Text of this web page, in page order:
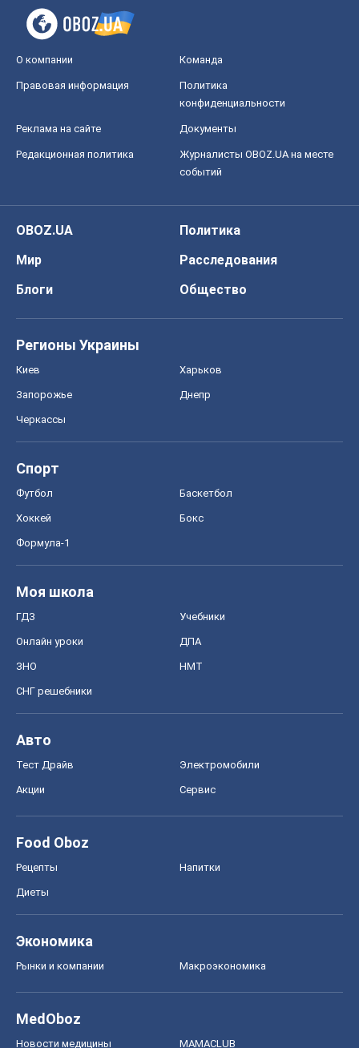
О компании Команда
Правовая информация
Политика
конфиденциальности
Реклама на сайте Документы
Редакционная политика
Журналисты OBOZ.UA на месте
событий
OBOZ.UA
Политика
Мир
Расследования
Блоги
Общество
Регионы Украины
Киев Харьков
Запорожье Днепр
Черкассы
Спорт
Футбол Баскетбол
Хоккей Бокс
Формула-1
Моя школа
ГДЗ Учебники
Онлайн уроки ДПА
ЗНО НМТ
СНГ решебники
Авто
Тест Драйв Электромобили
Акции Сервис
Food Oboz
Рецепты Напитки
Диеты
Экономика
Рынки и компании Mакроэкономика
MedOboz
Новости медицины MAMACLUB